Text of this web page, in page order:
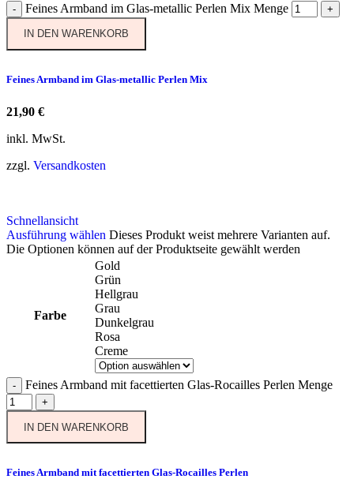
- Feines Armband im Glas-metallic Perlen Mix Menge +
IN DEN WARENKORB
Feines Armband im Glas-metallic Perlen Mix
21,90 €
inkl. MwSt.
zzgl. Versandkosten
Schnellansicht
Ausführung wählen Dieses Produkt weist mehrere Varianten auf.
Die Optionen können auf der Produktseite gewählt werden
Farbe
Gold
Grün
Hellgrau
Grau
Dunkelgrau
Rosa
Creme
- Feines Armband mit facettierten Glas-Rocailles Perlen Menge
+
IN DEN WARENKORB
Feines Armband mit facettierten Glas-Rocailles Perlen